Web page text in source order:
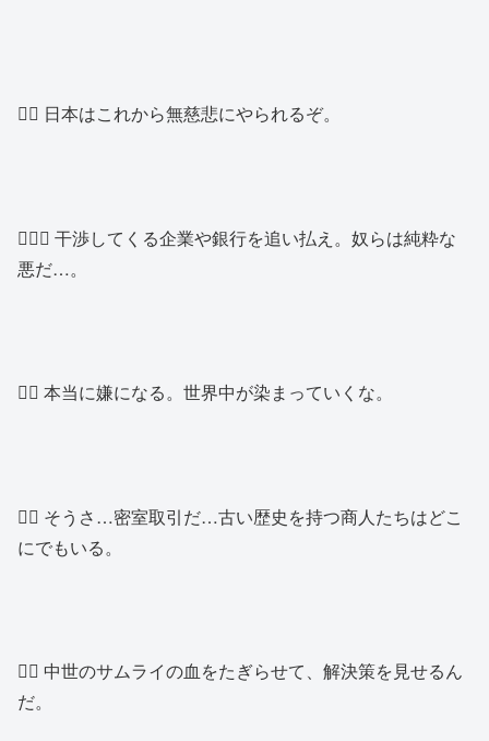
👱‍♂️ 日本はこれから無慈悲にやられるぞ。
🙍🏻‍♂️ 干渉してくる企業や銀行を追い払え。奴らは純粋な
悪だ…。
👱‍♂️ 本当に嫌になる。世界中が染まっていくな。
👱‍♂️ そうさ…密室取引だ…古い歴史を持つ商人たちはどこ
にでもいる。
👱‍♂️ 中世のサムライの血をたぎらせて、解決策を見せるん
だ。